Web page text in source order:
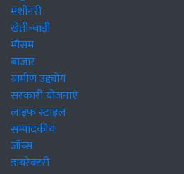
मशीनरी
खेती-बाड़ी
मौसम
बाजार
ग्रामीण उद्द्योग
सरकारी योजनाएं
लाइफ स्टाइल
सम्पादकीय
जॉब्स
डायरेक्टरी